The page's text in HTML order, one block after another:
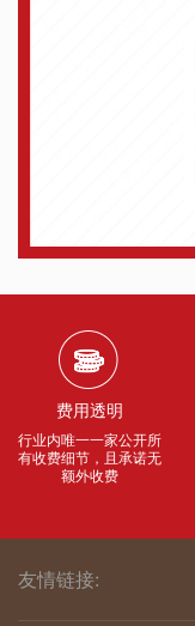
费用透明
行业内唯一一家公开所
有收费细节，且承诺无
额外收费
友情链接: